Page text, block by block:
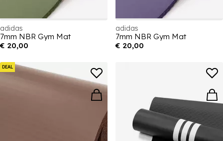
adidas
7mm NBR Gym Mat
€ 20,00
adidas
7mm NBR Gym Mat
€ 20,00
DEAL